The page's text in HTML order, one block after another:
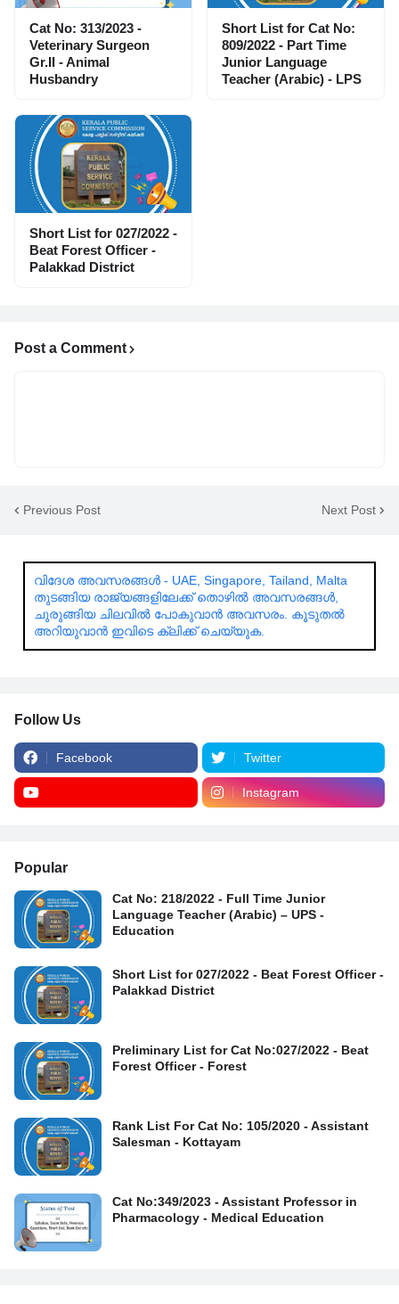
Cat No: 313/2023 -
Veterinary Surgeon
Gr.II - Animal
Husbandry
Short List for Cat No:
809/2022 - Part Time
Junior Language
Teacher (Arabic) - LPS
Short List for 027/2022 -
Beat Forest Officer -
Palakkad District
Post a Comment
Previous Post Next Post
വിദേശ അവസരങ്ങൾ - UAE, Singapore, Tailand, Malta
തുടങ്ങിയ രാജ്യങ്ങളിലേക്ക് തൊഴിൽ അവസരങ്ങൾ,
ചുരുങ്ങിയ ചിലവിൽ പോകുവാൻ അവസരം. കൂടുതൽ
അറിയുവാൻ ഇവിടെ ക്ലിക്ക് ചെയ്യുക.
Follow Us
Facebook Twitter
Instagram
Popular
Cat No: 218/2022 - Full Time Junior
Language Teacher (Arabic) – UPS -
Education
Short List for 027/2022 - Beat Forest Officer -
Palakkad District
Preliminary List for Cat No:027/2022 - Beat
Forest Officer - Forest
Rank List For Cat No: 105/2020 - Assistant
Salesman - Kottayam
Cat No:349/2023 - Assistant Professor in
Pharmacology - Medical Education